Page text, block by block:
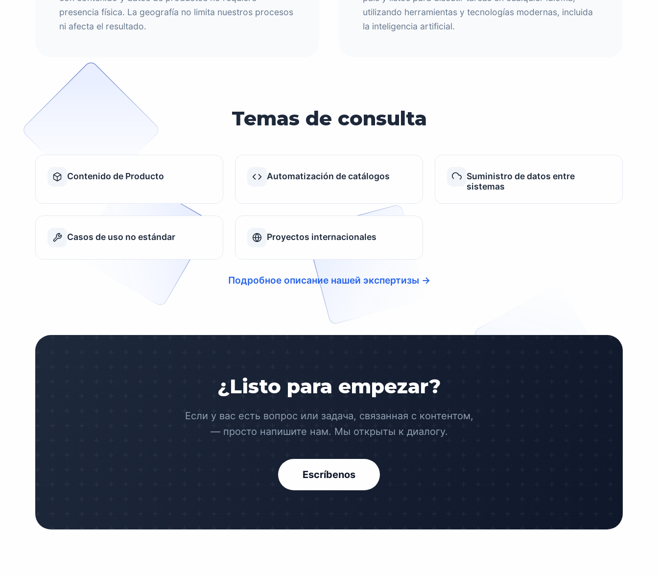
presencia física. La geografía no limita nuestros procesos
ni afecta el resultado.
utilizando herramientas y tecnologías modernas, incluida
la inteligencia artificial.
Temas de consulta
Contenido de Producto Automatización de catálogos
Suministro de datos entre
sistemas
Casos de uso no estándar Proyectos internacionales
Подробное описание нашей экспертизы →
¿Listo para empezar?
Если у вас есть вопрос или задача, связанная с контентом,
— просто напишите нам. Мы открыты к диалогу.
Escríbenos